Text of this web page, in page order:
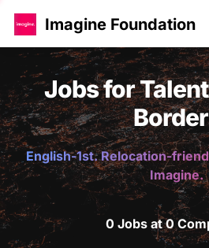
Imagine Foundation
Jobs for
English-1st. Relocation-
Imagine.
0 Jobs at 0